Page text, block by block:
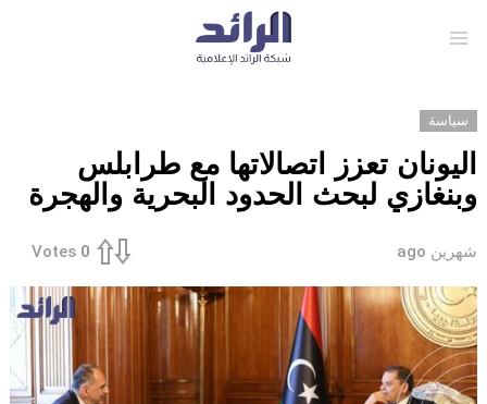
سياسة
اليونان تعزز اتصالاتها مع طرابلس
وبنغازي لبحث الحدود البحرية والهجرة
شهرين ago 0
Votes